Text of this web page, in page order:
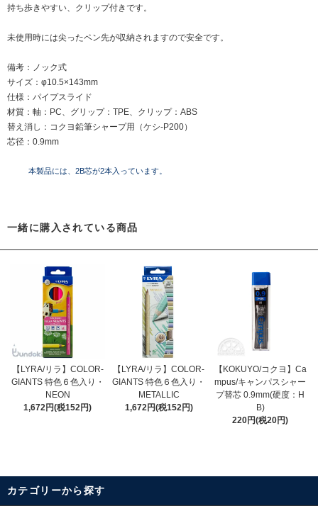
持ち歩きやすい、クリップ付きです。
未使用時には尖ったペン先が収納されますので安全です。
備考：ノック式
サイズ：φ10.5×143mm
仕様：パイプスライド
材質：軸：PC、グリップ：TPE、クリップ：ABS
替え消し：コクヨ鉛筆シャープ用（ケシ-P200）
芯径：0.9mm
本製品には、2B芯が2本入っています。
一緒に購入されている商品
【LYRA/リラ】COLOR-
GIANTS 特色６色入り・
NEON
1,672円(税152円)
【LYRA/リラ】COLOR-
GIANTS 特色６色入り・
METALLIC
1,672円(税152円)
【KOKUYO/コクヨ】Ca
mpus/キャンパスシャー
プ替芯 0.9mm(硬度：H
B)
220円(税20円)
カテゴリーから探す